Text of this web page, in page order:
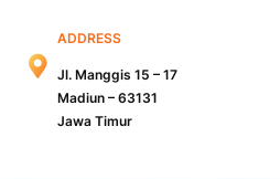
ADDRESS
Jl. Manggis 15 – 17
Madiun – 63131
Jawa Timur